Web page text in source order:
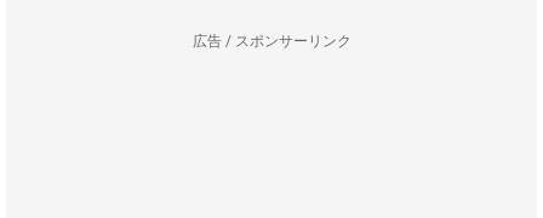
広告 / スポンサーリンク